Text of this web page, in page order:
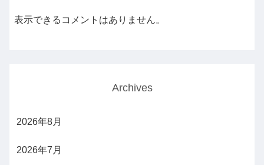
表示できるコメントはありません。
Archives
2026年8月
2026年7月